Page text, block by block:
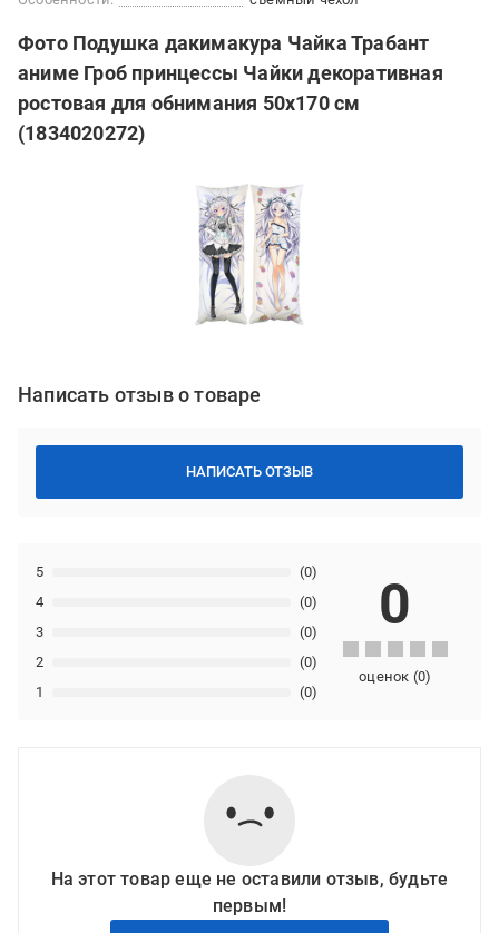
Фото Подушка дакимакура Чайка Трабант
аниме Гроб принцессы Чайки декоративная
ростовая для обнимания 50x170 см
(1834020272)
Написать отзыв о товаре
НАПИСАТЬ ОТЗЫВ
1 (0)
2 (0)
3 (0)
4 (0)
5 (0)
0
оценок (0)
На этот товар еще не оставили отзыв, будьте
первым!